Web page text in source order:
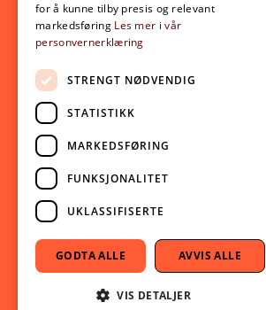
Aktuelt
Nyheter
Arrangementer
Nyhetsbrev
Ledige stillinger
Følg oss på sosiale medier:
Facebook
Instagram
Youtube
LinkedIn
TikTok
for å kunne tilby presis og relevant
markedsføring Les mer i vår
personvernerklæring
STRENGT NØDVENDIG
STATISTIKK
MARKEDSFØRING
FUNKSJONALITET
UKLASSIFISERTE
GODTA ALLE AVVIS ALLE
VIS DETALJER